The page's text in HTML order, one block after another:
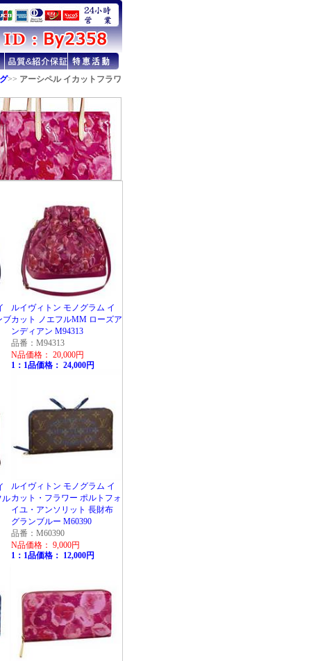
>> アーシペル イカットフラワ
ブ
ルイヴィトン モノグラム イ
カット ノエフルMM ローズア
ンディアン M94313
品番：M94313
N品価格： 20,000円
1：1品価格： 24,000円
ル
ルイヴィトン モノグラム イ
カット・フラワー ポルトフォ
イユ・アンソリット 長財布
グランブルー M60390
品番：M60390
N品価格： 9,000円
1：1品価格： 12,000円